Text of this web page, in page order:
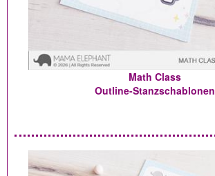
Math Class
Outline-Stanzschablonen